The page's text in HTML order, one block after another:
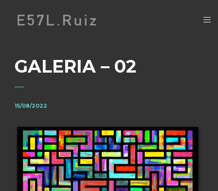
GALERIA – 02
15/08/2022